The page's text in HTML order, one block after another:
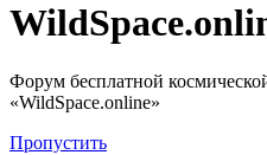
Форум бесплатной
«WildSpace.online»
Пропустить